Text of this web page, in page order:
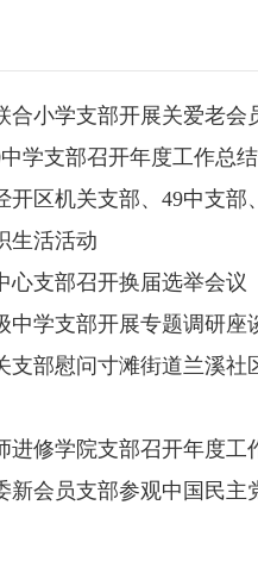
合小学支部开展关爱老会
学支部召开年度工作总
开区机关支部、49中支部
生活活动
心支部召开换届选举会议
中学支部开展专题调研座
支部慰问寸滩街道兰溪社
进修学院支部召开年度工
新会员支部参观中国民主